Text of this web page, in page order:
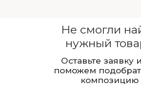
Не смогли
нужный
Оставьте заявку
поможем
композицию